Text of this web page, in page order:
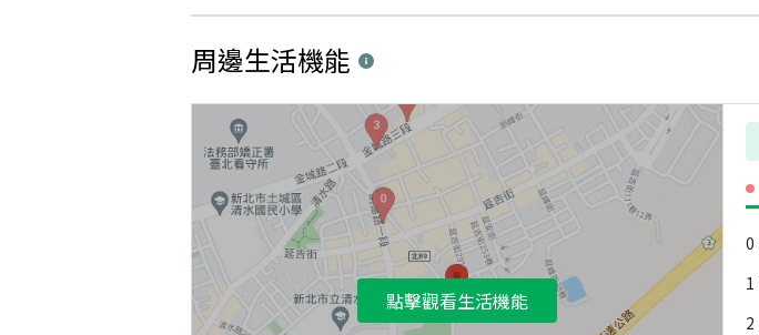
周邊生活機能
點擊觀看生活機能
0
1
2